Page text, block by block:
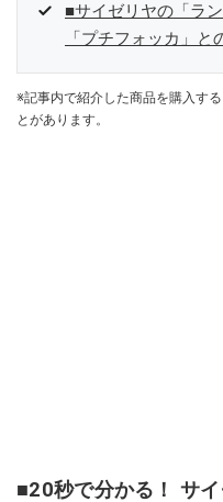
■サイゼリヤの「ラ
「プチフォッカ」
※記事内で紹介した商品を購入す
とがあります。
■20秒で分かる！ サイ